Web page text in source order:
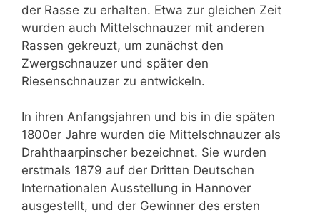
der Rasse zu erhalten. Etwa zur gleichen Zeit
wurden auch Mittelschnauzer mit anderen
Rassen gekreuzt, um zunächst den
Zwergschnauzer und später den
Riesenschnauzer zu entwickeln.
In ihren Anfangsjahren und bis in die späten
1800er Jahre wurden die Mittelschnauzer als
Drahthaarpinscher bezeichnet. Sie wurden
erstmals 1879 auf der Dritten Deutschen
Internationalen Ausstellung in Hannover
ausgestellt, und der Gewinner des ersten